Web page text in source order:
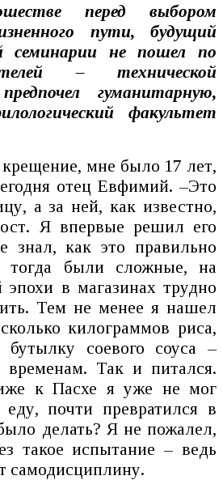
перед выбором
пути, будущий
семинарии не пошел по
– технической
гуманитарную,
факультет
мне было 17 лет,
отец Евфимий. –Это
а за ней, как известно,
Я впервые решил его
знал, как это правильно
тогда были сложные, на
эпохи в магазинах трудно
Тем не менее я нашел
килограммов риса,
бутылку соевого соуса –
временам. Так и питался.
к Пасхе я уже не мог
почти превратился в
делать? Я не пожалел,
такое испытание – ведь
самодисциплину.